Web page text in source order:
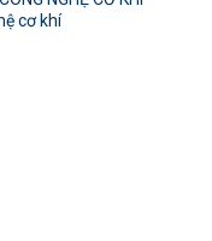
cơ khí